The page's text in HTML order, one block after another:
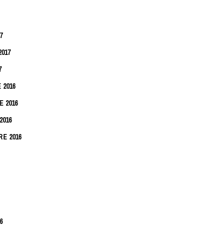
2016
2016